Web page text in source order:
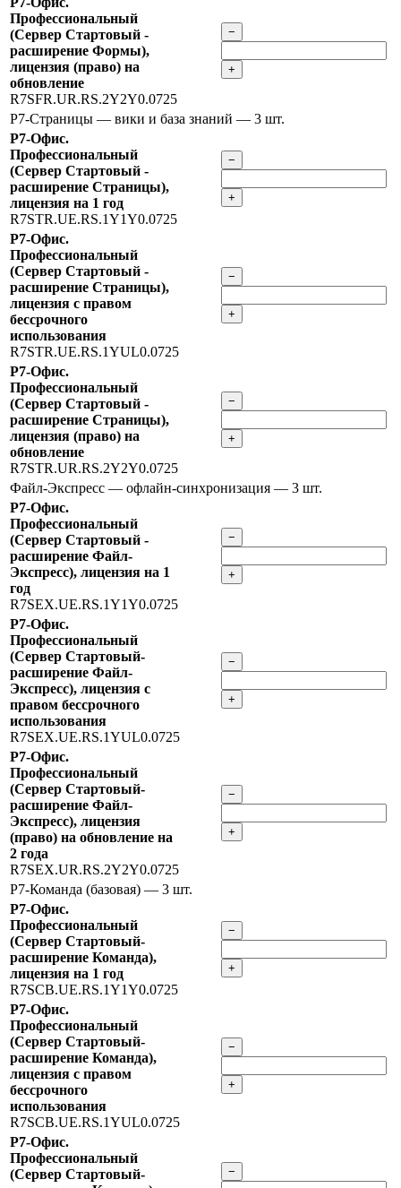
Профессиональный
(Сервер Стартовый -
расширение Формы),
лицензия (право) на
обновление
R7SFR.UR.RS.2Y2Y0.0725
−
+
Р7-Страницы — вики и база знаний — 3 шт.
Р7-Офис.
Профессиональный
(Сервер Стартовый -
расширение Страницы),
лицензия на 1 год
R7STR.UE.RS.1Y1Y0.0725
−
+
Р7-Офис.
Профессиональный
(Сервер Стартовый -
расширение Страницы),
лицензия с правом
бессрочного
использования
R7STR.UE.RS.1YUL0.0725
−
+
Р7-Офис.
Профессиональный
(Сервер Стартовый -
расширение Страницы),
лицензия (право) на
обновление
R7STR.UR.RS.2Y2Y0.0725
−
+
Файл-Экспресс — офлайн-синхронизация — 3 шт.
Р7-Офис.
Профессиональный
(Сервер Стартовый -
расширение Файл-
Экспресс), лицензия на 1
год
R7SEX.UE.RS.1Y1Y0.0725
−
+
Р7-Офис.
Профессиональный
(Сервер Стартовый-
расширение Файл-
Экспресс), лицензия с
правом бессрочного
использования
R7SEX.UE.RS.1YUL0.0725
−
+
Р7-Офис.
Профессиональный
(Сервер Стартовый-
расширение Файл-
Экспресс), лицензия
(право) на обновление на
2 года
R7SEX.UR.RS.2Y2Y0.0725
−
+
Р7-Команда (базовая) — 3 шт.
Р7-Офис.
Профессиональный
(Сервер Стартовый-
расширение Команда),
лицензия на 1 год
R7SCB.UE.RS.1Y1Y0.0725
−
+
Р7-Офис.
Профессиональный
(Сервер Стартовый-
расширение Команда),
лицензия с правом
бессрочного
использования
R7SCB.UE.RS.1YUL0.0725
−
+
Р7-Офис.
Профессиональный
(Сервер Стартовый-
−